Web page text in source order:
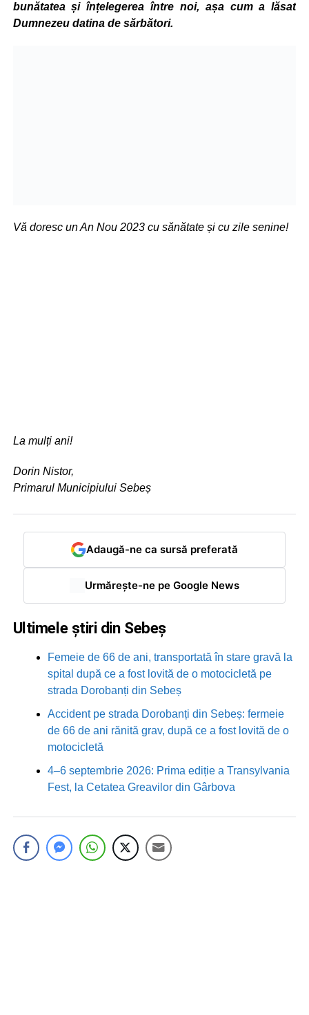
bunătatea și înțelegerea între noi, așa cum a lăsat
Dumnezeu datina de sărbători.
Vă doresc un An Nou 2023 cu sănătate și cu zile senine!
La mulți ani!
Dorin Nistor,
Primarul Municipiului Sebeș
Adaugă-ne ca sursă preferată
Urmărește-ne pe Google News
Ultimele știri din Sebeș
Femeie de 66 de ani, transportată în stare gravă la
spital după ce a fost lovită de o motocicletă pe
strada Dorobanți din Sebeș
Accident pe strada Dorobanți din Sebeș: fermeie
de 66 de ani rănită grav, după ce a fost lovită de o
motocicletă
4–6 septembrie 2026: Prima ediție a Transylvania
Fest, la Cetatea Greavilor din Gârbova